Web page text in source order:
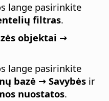
lange pasirinkite
filtras.
objektai →
lange pasirinkite
bazė → Savybės ir
nuostatos.